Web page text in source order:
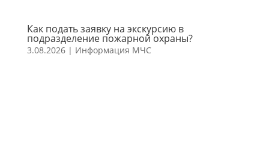
Как подать заявку на экскурсию в
подразделение пожарной охраны?
3.08.2026| Информация МЧС